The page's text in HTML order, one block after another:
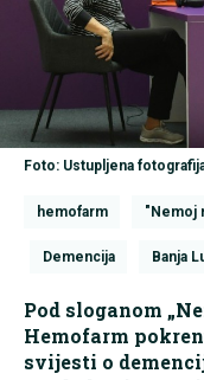
Foto: Ustupljena
hemofarm "Nemoj
Demencija Banja
Pod sloganom
Hemofarm
svijesti o